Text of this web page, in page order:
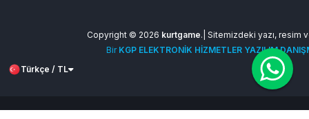
Copyright © 2026 kurtgame.| Sitemizdeki yazı, resim
Bir KGP ELEKTRONİK HİZMETLER YAZILIM
Türkçe / TL